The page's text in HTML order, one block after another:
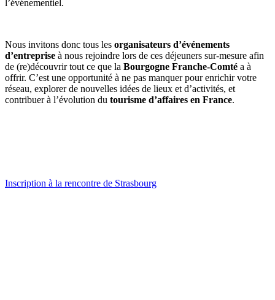
l’événementiel.
Nous invitons donc tous les organisateurs d’événements
d’entreprise à nous rejoindre lors de ces déjeuners sur-mesure afin
de (re)découvrir tout ce que la Bourgogne Franche-Comté a à
offrir. C’est une opportunité à ne pas manquer pour enrichir votre
réseau, explorer de nouvelles idées de lieux et d’activités, et
contribuer à l’évolution du tourisme d’affaires en France.
Inscription à la rencontre de Strasbourg